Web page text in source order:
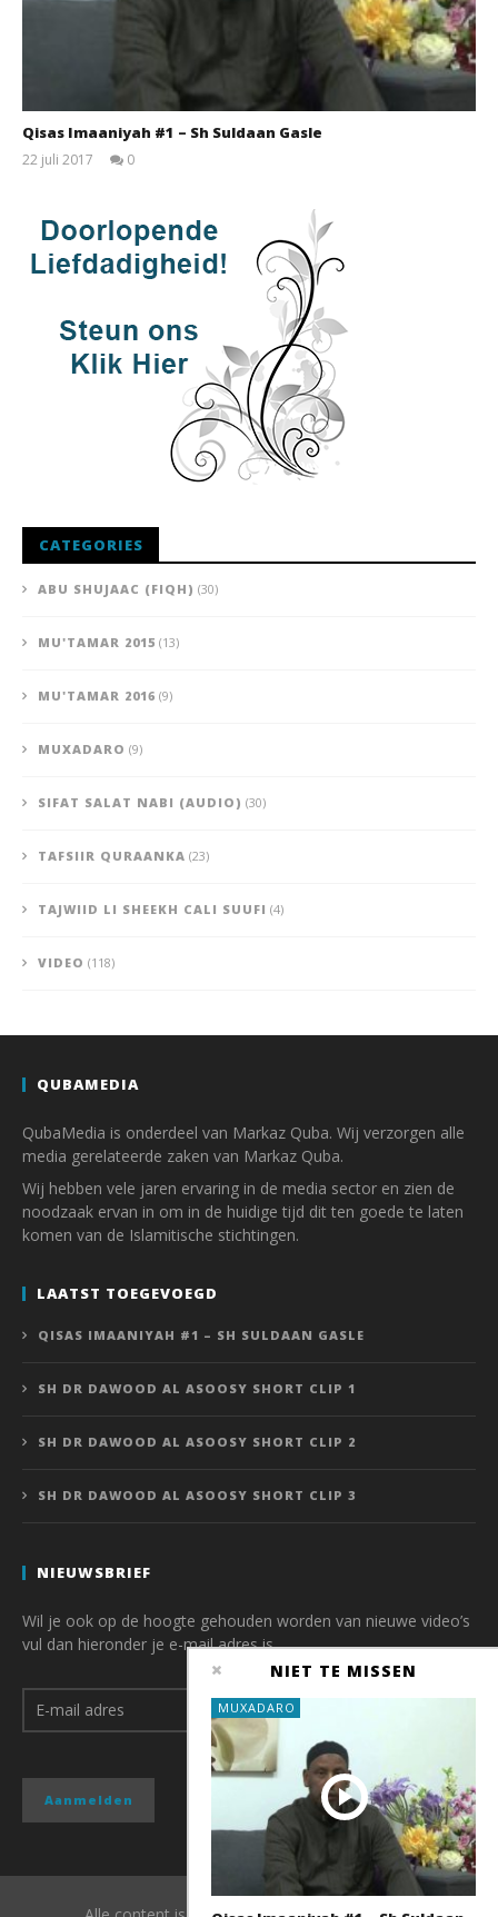
Qisas Imaaniyah #1 – Sh Suldaan Gasle
22 juli 2017
0
CATEGORIES
ABU SHUJAAC (FIQH) (30)
MU'TAMAR 2015 (13)
MU'TAMAR 2016 (9)
MUXADARO (9)
SIFAT SALAT NABI (AUDIO) (30)
TAFSIIR QURAANKA (23)
TAJWIID LI SHEEKH CALI SUUFI (4)
VIDEO (118)
QUBAMEDIA
QubaMedia is onderdeel van Markaz Quba. Wij verzorgen alle
media gerelateerde zaken van Markaz Quba.
Wij hebben vele jaren ervaring in de media sector en zien de
noodzaak ervan in om in de huidige tijd dit ten goede te laten
komen van de Islamitische stichtingen.
LAATST TOEGEVOEGD
QISAS IMAANIYAH #1 – SH SULDAAN GASLE
SH DR DAWOOD AL ASOOSY SHORT CLIP 1
SH DR DAWOOD AL ASOOSY SHORT CLIP 2
SH DR DAWOOD AL ASOOSY SHORT CLIP 3
NIEUWSBRIEF
Wil je ook op de hoogte gehouden worden van nieuwe video’s
vul dan hieronder je e-mail adres is.
NIET TE MISSEN
MUXADARO